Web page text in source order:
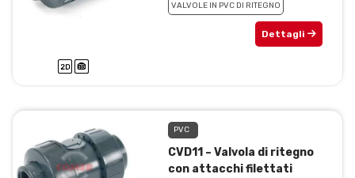
VALVOLE IN PVC DI RITEGNO
Dettagli
PVC
CVD11 – Valvola di ritegno
con attacchi filettati